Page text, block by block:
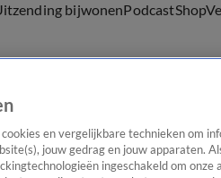
bijwonenPodcastShop
en vergelijkbare technieken om
jouw gedrag en jouw apparaten.
ingeschakeld om